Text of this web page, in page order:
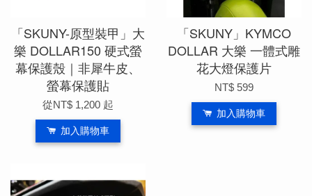
「SKUNY-原型裝甲」大
樂 DOLLAR150 硬式螢
幕保護殼｜非犀牛皮、
螢幕保護貼
從NT$ 1,200 起
加入購物車
「SKUNY」KYMCO
DOLLAR 大樂 一體式雕
花大燈保護片
NT$ 599
加入購物車